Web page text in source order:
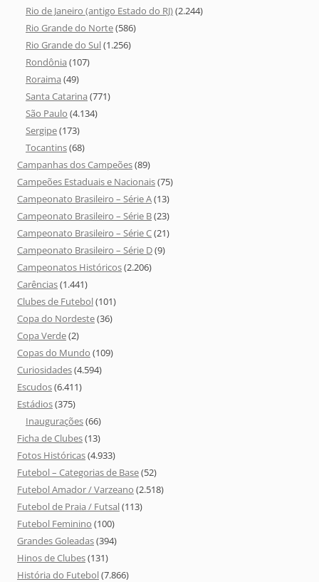
Rio de Janeiro (antigo Estado do RJ)(2.244)
Rio Grande do Norte(586)
Rio Grande do Sul(1.256)
Rondônia (107)
Roraima (49)
Santa Catarina (771)
São Paulo (4.134)
Sergipe(173)
Tocantins(68)
Campanhas dos Campeões(89)
Campeões Estaduais e Nacionais(75)
Campeonato Brasileiro – Série A(13)
Campeonato Brasileiro – Série B(23)
Campeonato Brasileiro – Série C(21)
Campeonato Brasileiro – Série D(9)
Campeonatos Históricos(2.206)
Carências(1.441)
Clubes de Futebol(101)
Copa do Nordeste(36)
Copa Verde(2)
Copas do Mundo (109)
Curiosidades(4.594)
Escudos(6.411)
Estádios(375)
Inaugurações(66)
Ficha de Clubes(13)
Fotos Históricas(4.933)
Futebol – Categorias de Base(52)
Futebol Amador / Varzeano (2.518)
Futebol de Praia / Futsal(113)
Futebol Feminino (100)
Grandes Goleadas(394)
Hinos de Clubes(131)
História do Futebol(7.866)